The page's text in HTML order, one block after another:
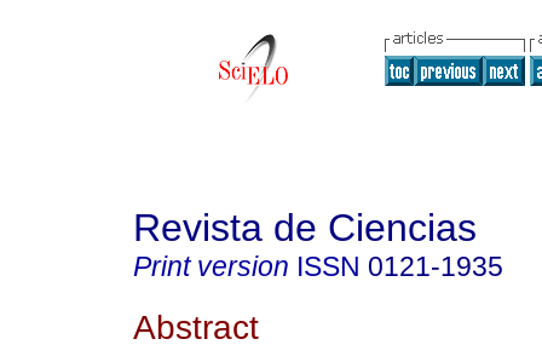
Revista de Ciencias
Print version ISSN 0121-1935
Abstract